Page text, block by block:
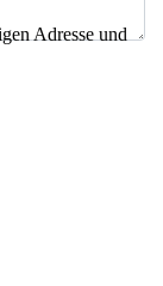
Adresse und